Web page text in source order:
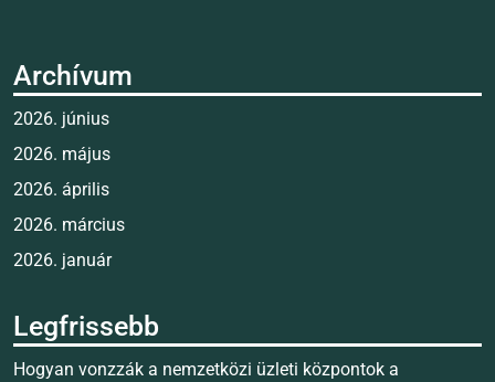
Archívum
2026. június
2026. május
2026. április
2026. március
2026. január
Legfrissebb
Hogyan vonzzák a nemzetközi üzleti központok a